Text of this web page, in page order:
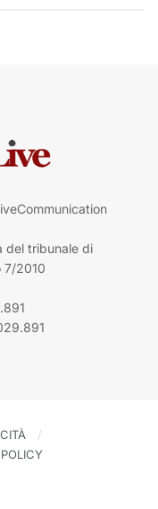
del tribunale di
7/2010